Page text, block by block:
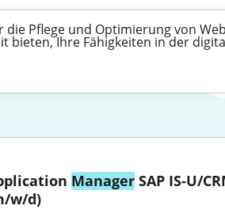
Pflege und Optimierung von
bieten, Ihre Fähigkeiten in der
Manager SAP IS-U/
w/d)